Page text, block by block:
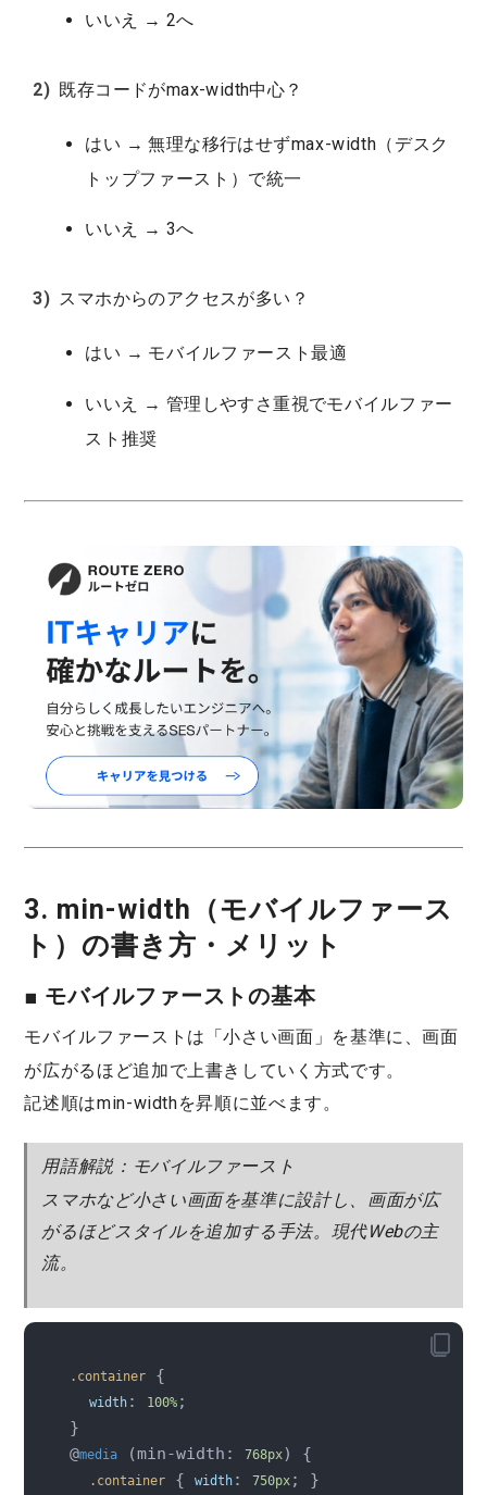
いいえ → 2へ
既存コードがmax-width中心？
はい → 無理な移行はせずmax-width（デスク
トップファースト） で統一
いいえ → 3へ
スマホからのアクセスが多い？
はい → モバイルファースト最適
いいえ → 管理しやすさ重視でモバイルファー
スト 推奨
3. min-width（モバイルファース
ト）の書き方・メリット
■ モバイルファーストの基本
モバイルファースト は「小さい画面」を基準に、画面
が広がるほど追加で上書きしていく方式です。
記述順はmin-widthを昇順に並べます。
用語解説：モバイルファースト
スマホなど小さい画面を基準に設計し、画面が広
がるほどスタイルを追加する手法。現代Webの主
流。
.container {
width: 100%;
}
@media (min-width: 768px) {
.container { width: 750px; }